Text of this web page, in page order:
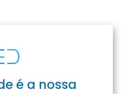
é a nossa